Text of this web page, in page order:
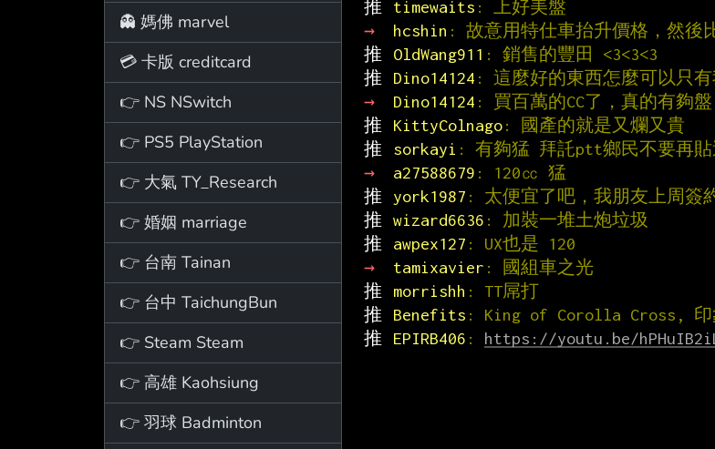
👻 媽佛 marvel
💳 卡版 creditcard
👉 NS NSwitch
👉 PS5 PlayStation
👉 大氣 TY_Research
👉 婚姻 marriage
👉 台南 Tainan
👉 台中 TaichungBun
👉 Steam Steam
👉 高雄 Kaohsiung
👉 羽球 Badminton
推
timewaits : 上好美盤
→
hcshin : 故意用特仕車抬升價格，然後
推
OldWang911 : 銷售的豐田 <3<3<3
推
Dino14124 : 這麼好的東西怎麼可以只有
→
Dino14124 : 買百萬的CC了，真的有夠盤
推
KittyColnago: 國產的就是又爛又貴
推
sorkayi : 有夠猛 拜託ptt鄉民不要再貼
→
a27588679 : 120㏄ 猛
推
york1987 : 太便宜了吧，我朋友上周簽
推 wizard6636 : 加裝一堆土炮垃圾
推
awpex127 : UX也是 120
→
tamixavier : 國組車之光
推
morrishh : TT屌打
推
Benefits : King of Corolla Cross, 印
推
EPIRB406 : https://youtu.be/